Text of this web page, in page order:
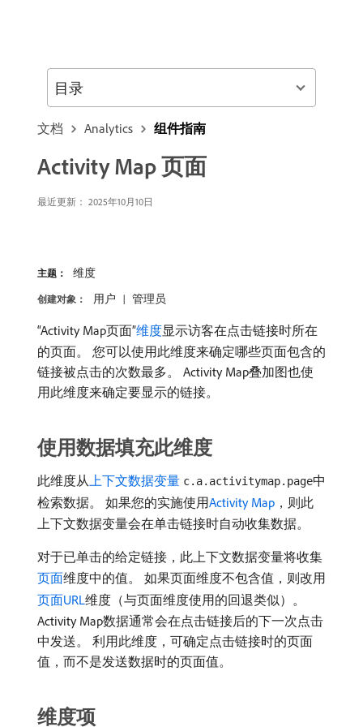
文档 Analytics 组件指南
Activity Map 页面
最近更新： 2025年10月10日
主题： 维度
创建对象： 用户 管理员
“Activity Map页面”维度显示访客在点击链接时所在
的页面。 您可以使用此维度来确定哪些页面包含的
链接被点击的次数最多。 Activity Map叠加图也使
用此维度来确定要显示的链接。
使用数据填充此维度
此维度从上下文数据变量 c.a.activitymap.page中
检索数据。 如果您的实施使用Activity Map ，则此
上下文数据变量会在单击链接时自动收集数据。
对于已单击的给定链接，此上下文数据变量将收集
页面维度中的值。 如果页面维度不包含值，则改用
页面URL维度（与页面维度使用的回退类似）。
Activity Map数据通常会在点击链接后的下一次点击
中发送。 利用此维度，可确定点击链接时的页面
值，而不是发送数据时的页面值。
维度项
目录